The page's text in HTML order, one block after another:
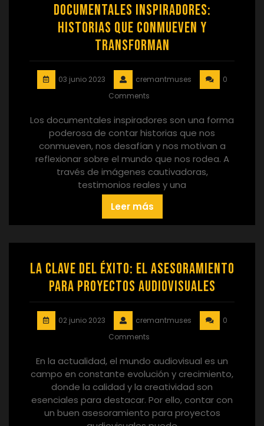
Documentales inspiradores:
Historias que conmueven y
transforman
03 junio 2023 cremantmuses
0
Comments
Los documentales inspiradores son una forma
poderosa de contar historias que nos
conmueven, nos desafían y nos motivan a
reflexionar sobre el mundo que nos rodea. A
través de imágenes cautivadoras,
testimonios reales y una
Leer más
La clave del éxito: el asesoramiento
para proyectos audiovisuales
02 junio 2023 cremantmuses
0
Comments
En la actualidad, el mundo audiovisual es un
campo en constante evolución y crecimiento,
donde la calidad y la creatividad son
esenciales para destacar. Por ello, contar con
un buen asesoramiento para proyectos